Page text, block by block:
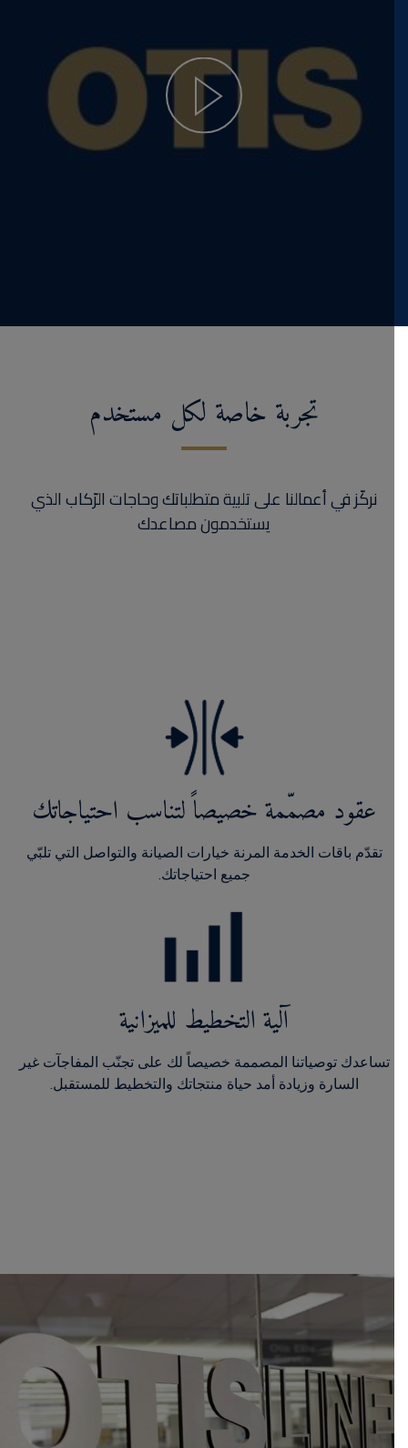
تجربة خاصة لكل مستخدم
نركّز في أعمالنا على تلبية متطلباتك وحاجات الرّكاب الذي
يستخدمون مصاعدك
عقود مصمّمة خصيصاً لتناسب احتياجاتك
تقدّم باقات الخدمة المرنة خيارات الصيانة والتواصل التي تلبّي
جميع احتياجاتك.
آلية التخطيط للميزانية
تساعدك توصياتنا المصممة خصيصاً لك على تجنّب المفاجآت غير
السارة وزيادة أمد حياة منتجاتك والتخطيط للمستقبل.